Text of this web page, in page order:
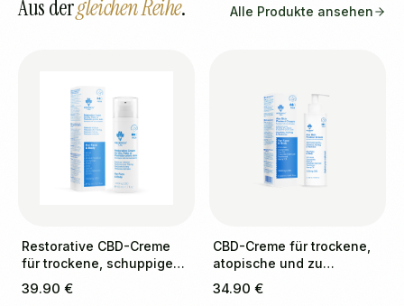
Aus dergleichen Reihe. Alle Produkte ansehen
Restorative CBD-Creme
für trockene, schuppige
und zu Schuppenflechte
neigende Haut
39.90 €
CBD-Creme für trockene,
atopische und zu
Ekzemen neigende Haut
34.90 €